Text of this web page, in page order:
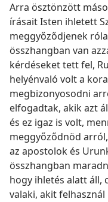
Arra ösztönzött
írásait Isten ihletett
meggyőződjenek
összhangban van
kérdéseket tett fel,
helyénvaló volt a
megbizonyosodni
elfogadtak, akik azt
és ez igaz is volt,
meggyőződnöd
az apostolok és
összhangban
hogy ihletés alatt áll,
valaki, akit